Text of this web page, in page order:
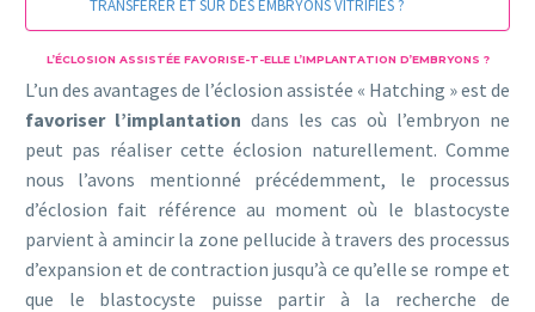
TRANSFÉRER ET SUR DES EMBRYONS VITRIFIÉS ?
L’ÉCLOSION ASSISTÉE FAVORISE-T-ELLE L’IMPLANTATION D’EMBRYONS ?
L’un des avantages de l’éclosion assistée « Hatching » est de
favoriser l’implantation dans les cas où l’embryon ne
peut pas réaliser cette éclosion naturellement. Comme
nous l’avons mentionné précédemment, le processus
d’éclosion fait référence au moment où le blastocyste
parvient à amincir la zone pellucide à travers des processus
d’expansion et de contraction jusqu’à ce qu’elle se rompe et
que le blastocyste puisse partir à la recherche de